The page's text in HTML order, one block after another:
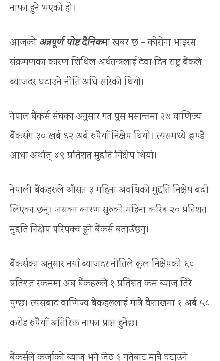
नाफा हुने भएको हो।
आजकोअन्नपूर्ण पोष्ट दैनिकमा खबर छ – कोरोना भाइरस
संक्रमणका कारण शिथिल अर्थतन्त्रलाई टेवा दिन राष्ट्र बैंकले
ब्याजदर घटाउने नीति अघि सारेको थियो।
नेपाल बैंकर्स संघका अनुसार गत पुस मसान्तमा २७ वाणिज्य
बैंकसँग ३० खर्ब ६२ अर्ब रुपैयाँ निक्षेप थियो। त्यसमध्ये झण्डै
आधा अर्थात् ४९ प्रतिशत मुद्दति निक्षेप थियो।
नेपाली बैंकहरूले औसत ३ महिना अवधिको मुद्दति निक्षेप बढी
लिएका छन्। जसका कारण सुरुको महिना करिब २० प्रतिशत
मुद्दति निक्षेप परिपक्व हुने बैंकर्स बताउँछन्।
बैंकर्सका अनुसार नयाँ ब्याजदर नीतिले कुल निक्षेपको ६०
प्रतिशत रकममा अब बैंकहरूले १ प्रतिशत कम ब्याज तिरे
पुग्छ। त्यसबाट वाणिज्य बैंकहरूलाई मात्रै वैशाखमा १ अर्ब ५८
करोड रुपैयाँ अतिरिक्त नाफा प्राप्त हुनेछ।
बैंकर्सले कर्जाको ब्याज भने जेठ १ गतेबाट मात्रै घटाउने